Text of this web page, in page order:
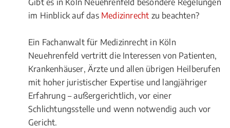
Gibt es in Köln Neuehrenfeld besondere Regelungen
im Hinblick auf das Medizinrecht zu beachten?
Ein Fachanwalt für Medizinrecht in Köln
Neuehrenfeld vertritt die Interessen von Patienten,
Krankenhäuser, Ärzte und allen übrigen Heilberufen
mit hoher juristischer Expertise und langjähriger
Erfahrung – außergerichtlich, vor einer
Schlichtungsstelle und wenn notwendig auch vor
Gericht.